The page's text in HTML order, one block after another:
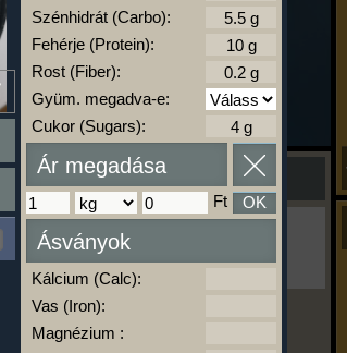
Ha ma már nem eszel/sportolsz többet,
kattints a kiértékelésre!
A Kalória Szimulátor Prémium funkció.
Szénhidrát (Carbo):
Fehérje (Protein):
Rost (Fiber):
Gyüm. megadva-e:
Cukor (Sugars):
Ár megadása
Ft OK
Ásványok
Kálcium (Calc):
Vas (Iron):
Magnézium :